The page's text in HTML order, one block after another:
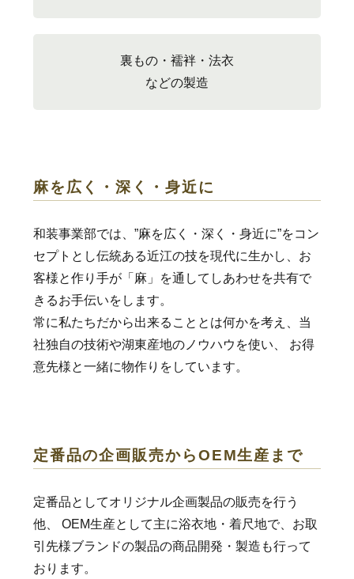
裏もの・襦袢・法衣
などの製造
麻を広く・深く・身近に
和装事業部では、”麻を広く・深く・身近に”をコン
セプトとし伝統ある近江の技を現代に生かし、お
客様と作り手が「麻」を通してしあわせを共有で
きるお手伝いをします。
常に私たちだから出来ることとは何かを考え、当
社独自の技術や湖東産地のノウハウを使い、 お得
意先様と一緒に物作りをしています。
定番品の企画販売からOEM生産まで
定番品としてオリジナル企画製品の販売を行う
他、 OEM生産として主に浴衣地・着尺地で、お取
引先様ブランドの製品の商品開発・製造も行って
おります。